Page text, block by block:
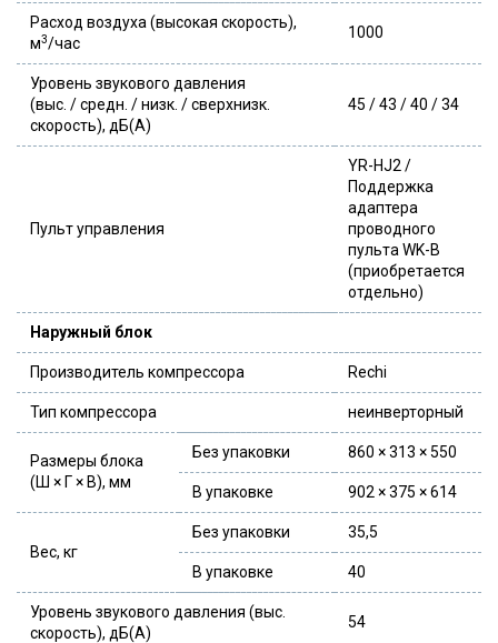
Расход воздуха (высокая скорость),
м3/час
1000
Уровень звукового давления
(выс. / средн. / низк. / сверхнизк.
скорость), дБ(А)
45 / 43 / 40 / 34
Пульт управления
YR-HJ2 /
Поддержка
адаптера
проводного
пульта WK-B
(приобретается
отдельно)
Наружный блок
Производитель компрессора Rechi
Тип компрессора неинверторный
Размеры блока
(Ш × Г × В), мм
Без упаковки 860 × 313 × 550
В упаковке 902 × 375 × 614
Вес, кг
Без упаковки 35,5
В упаковке 40
Уровень звукового давления (выс.
скорость), дБ(А)
54